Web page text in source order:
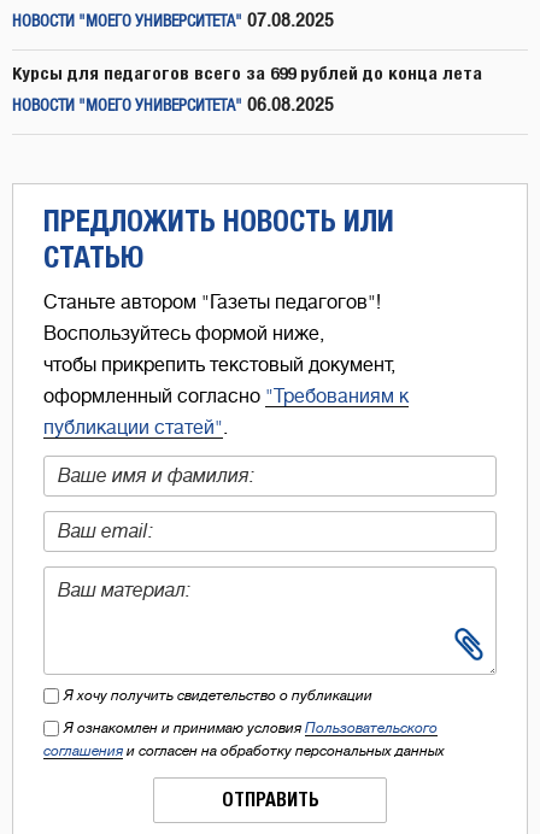
НОВОСТИ "МОЕГО УНИВЕРСИТЕТА" 07.08.2025
Курсы для педагогов всего за 699 рублей до конца лета
НОВОСТИ "МОЕГО УНИВЕРСИТЕТА" 06.08.2025
ПРЕДЛОЖИТЬ НОВОСТЬ ИЛИ
СТАТЬЮ
Станьте автором "Газеты педагогов"!
Воспользуйтесь формой ниже,
чтобы прикрепить текстовый документ,
оформленный согласно "Требованиям к
публикации статей"
Я хочу получить свидетельство о публикации
Я ознакомлен и принимаю условия Пользовательского
соглашения и согласен на обработку персональных данных
ОТПРАВИТЬ